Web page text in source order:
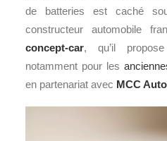
de batteries est caché
constructeur automobile
concept-car, qu’il
notamment pour les
en partenariat avec MCC